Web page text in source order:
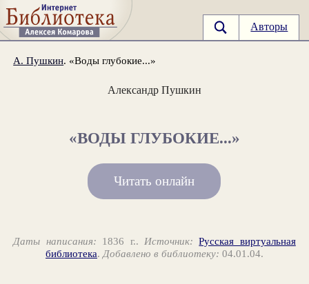
Авторы
А. Пушкин. «Воды глубокие...»
Александр Пушкин
«ВОДЫ ГЛУБОКИЕ...»
Читать онлайн
Даты написания: 1836 г.. Источник: Русская виртуальная
библиотека.Добавлено в библиотеку: 04.01.04.